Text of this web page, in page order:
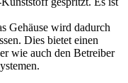
Gehäuse wird dadurch
Dies bietet einen
wie auch den Betreiber